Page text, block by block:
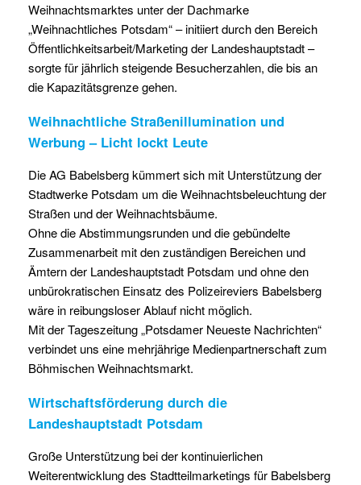
Weihnachtsmarktes unter der Dachmarke
„Weihnachtliches Potsdam“ – initiiert durch den Bereich
Öffentlichkeitsarbeit/Marketing der Landeshauptstadt –
sorgte für jährlich steigende Besucherzahlen, die bis an
die Kapazitätsgrenze gehen.
Weihnachtliche Straßenillumination und
Werbung – Licht lockt Leute
Die AG Babelsberg kümmert sich mit Unterstützung der
Stadtwerke Potsdam um die Weihnachtsbeleuchtung der
Straßen und der Weihnachtsbäume.
Ohne die Abstimmungsrunden und die gebündelte
Zusammenarbeit mit den zuständigen Bereichen und
Ämtern der Landeshauptstadt Potsdam und ohne den
unbürokratischen Einsatz des Polizeireviers Babelsberg
wäre in reibungsloser Ablauf nicht möglich.
Mit der Tageszeitung „Potsdamer Neueste Nachrichten“
verbindet uns eine mehrjährige Medienpartnerschaft zum
Böhmischen Weihnachtsmarkt.
Wirtschaftsförderung durch die
Landeshauptstadt Potsdam
Große Unterstützung bei der kontinuierlichen
Weiterentwicklung des Stadtteilmarketings für Babelsberg